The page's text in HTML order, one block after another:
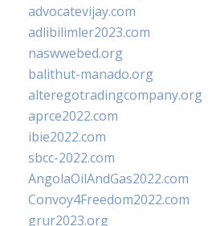
advocatevijay.com
adlibilimler2023.com
naswwebed.org
balithut-manado.org
alteregotradingcompany.org
aprce2022.com
ibie2022.com
sbcc-2022.com
AngolaOilAndGas2022.com
Convoy4Freedom2022.com
grur2023.org